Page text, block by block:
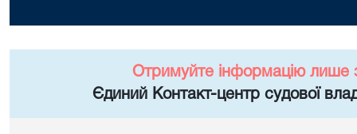
Отримуйте інформацію лише
Єдиний Контакт-центр судової